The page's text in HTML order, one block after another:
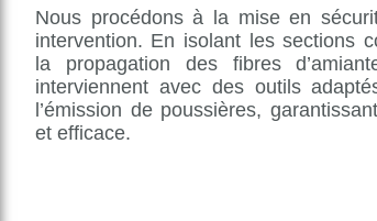
Nous procédons à la mise en
intervention. En isolant les sections
la propagation des fibres
interviennent avec des outils
l’émission de poussières,
et efficace.